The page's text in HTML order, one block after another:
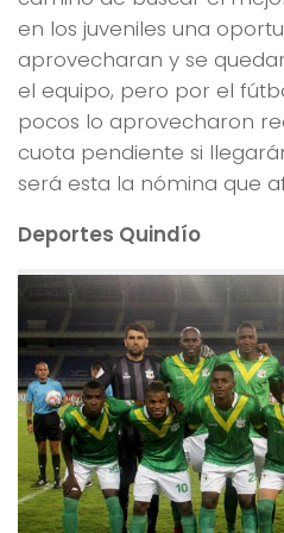
en los juveniles una
aprovecharan y se
el equipo, pero por el
pocos lo aprovecharon
cuota pendiente si
será esta la nómina que
Deportes Quindío